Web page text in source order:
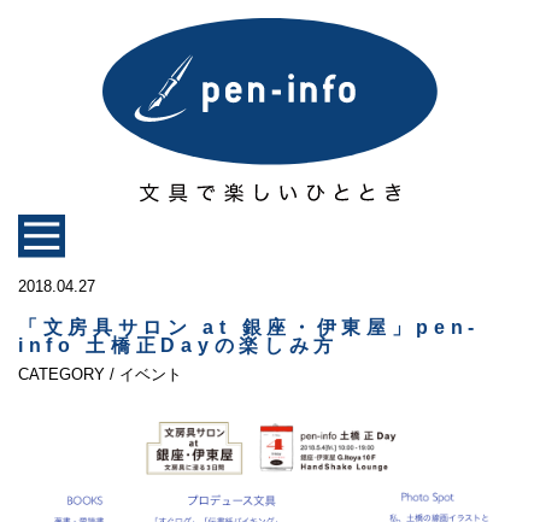
2018.04.27
「文房具サロン at 銀座・伊東屋」pen-
info 土橋正Dayの楽しみ方
CATEGORY / イベント